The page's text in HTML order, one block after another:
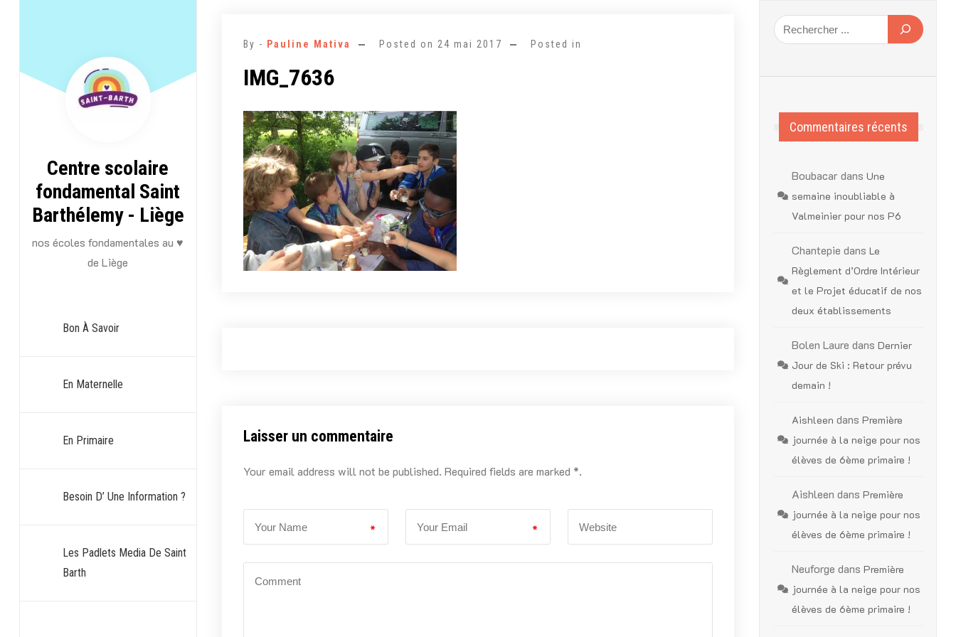
Centre scolaire
fondamental Saint
Barthélemy - Liège
nos écoles fondamentales au ♥
de Liège
Bon À Savoir
En Maternelle
En Primaire
Besoin D’ Une Information ?
Les Padlets Media De Saint
Barth
By - Pauline Mativa Posted on 24 mai 2017 Posted in
IMG_7636
Laisser un commentaire
Your email address will not be published. Required fields are marked *.
* *
Commentaires récents
BoubacardansUne
semaine inoubliable à
Valmeinier pour nos P6
Chantepie dansLe
Règlement d’Ordre Intérieur
et le Projet éducatif de nos
deux établissements
Bolen Laure dansDernier
Jour de Ski : Retour prévu
demain !
Aishleen dansPremière
journée à la neige pour nos
élèves de 6ème primaire !
Aishleen dansPremière
journée à la neige pour nos
élèves de 6ème primaire !
Neuforge dansPremière
journée à la neige pour nos
élèves de 6ème primaire !